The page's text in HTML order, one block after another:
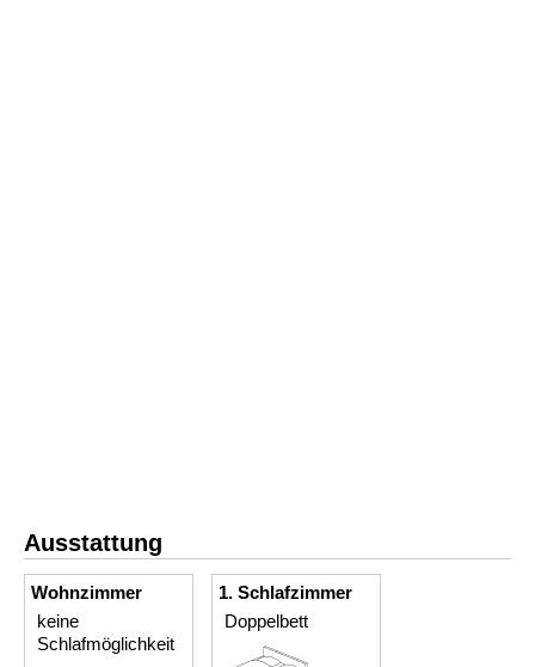
Ausstattung
Wohnzimmer
keine
Schlafmöglichkeit
1. Schlafzimmer
Doppelbett